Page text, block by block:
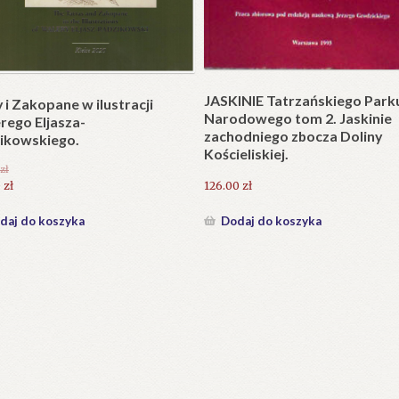
składany). Wydanie
do koszyka
Plakat w wersji składanej.